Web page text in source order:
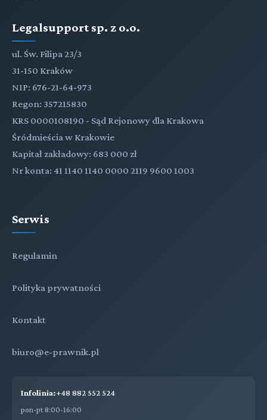
Legalsupport sp. z o.o.
ul. Św. Filipa 23/3
31-150 Kraków
NIP: 676-21-64-973
Regon: 357215830
KRS 0000108190 - Sąd Rejonowy dla Krakowa
Śródmieścia w Krakowie
Kapitał zakładowy: 683 000 zł
Nr konta: 41 1140 1140 0000 2119 9600 1003
Serwis
Regulamin
Polityka prywatności
Kontakt
biuro@e-prawnik.pl
Infolinia:+48 882 552 524
pon-pt 8:00-16:00